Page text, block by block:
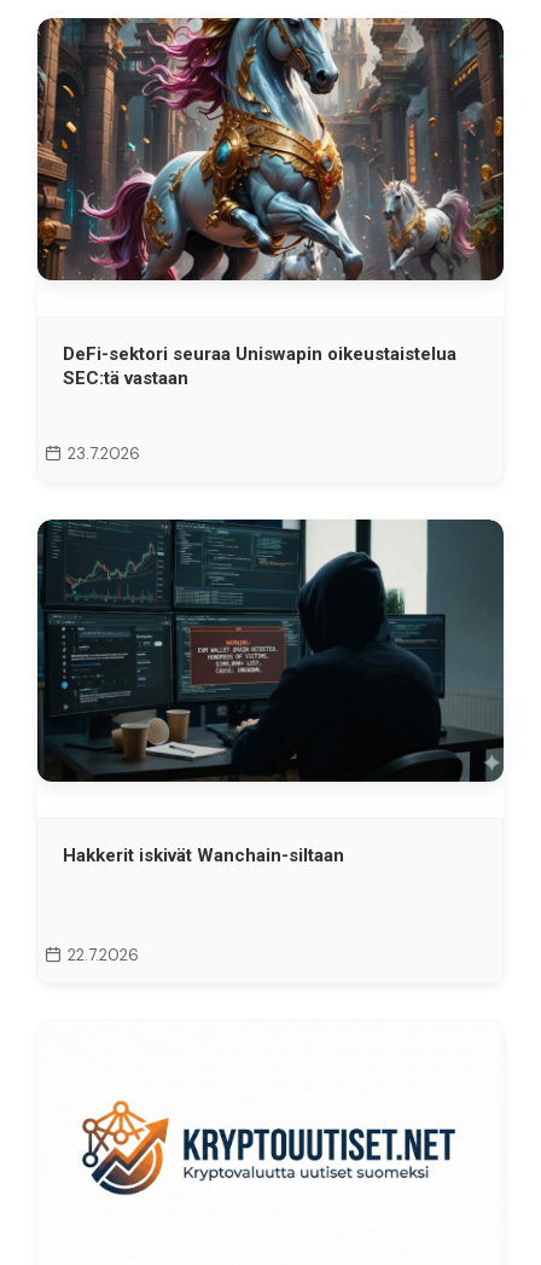
DeFi-sektori seuraa Uniswapin oikeustaistelua
SEC:tä vastaan
23.7.2026
Hakkerit iskivät Wanchain-siltaan
22.7.2026